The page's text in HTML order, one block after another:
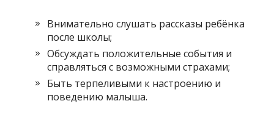
Внимательно слушать рассказы ребёнка
после школы;
Обсуждать положительные события и
справляться с возможными страхами;
Быть терпеливыми к настроению и
поведению малыша.